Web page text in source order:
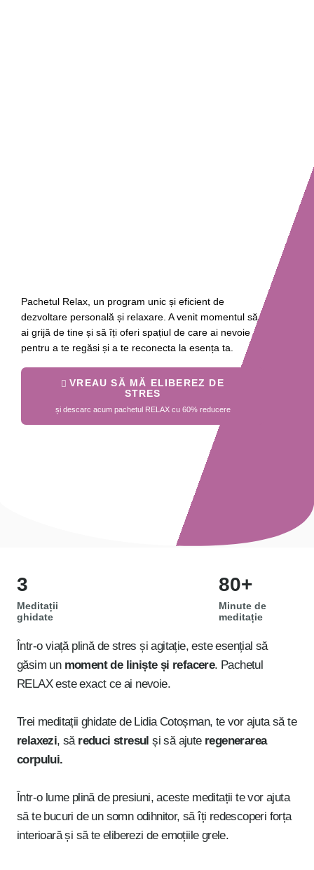
Pachetul Relax, un program unic și eficient de
dezvoltare personală și relaxare. A venit momentul să
ai grijă de tine și să îți oferi spațiul de care ai nevoie
pentru a te regăsi și a te reconecta la esența ta.
VREAU SĂ MĂ ELIBEREZ DE
STRES
și descarc acum pachetul RELAX cu 60% reducere
3
Meditații
ghidate
80+
Minute de
meditație
Într-o viață plină de stres și agitație, este esențial să
găsim un moment de liniște și refacere. Pachetul
RELAX este exact ce ai nevoie.
Trei meditații ghidate de Lidia Cotoșman, te vor ajuta să te
relaxezi, să reduci stresulși să ajute regenerarea
corpului.
Într-o lume plină de presiuni, aceste meditații te vor ajuta
să te bucuri de un somn odihnitor, să îți redescoperi forța
interioară și să te eliberezi de emoțiile grele.